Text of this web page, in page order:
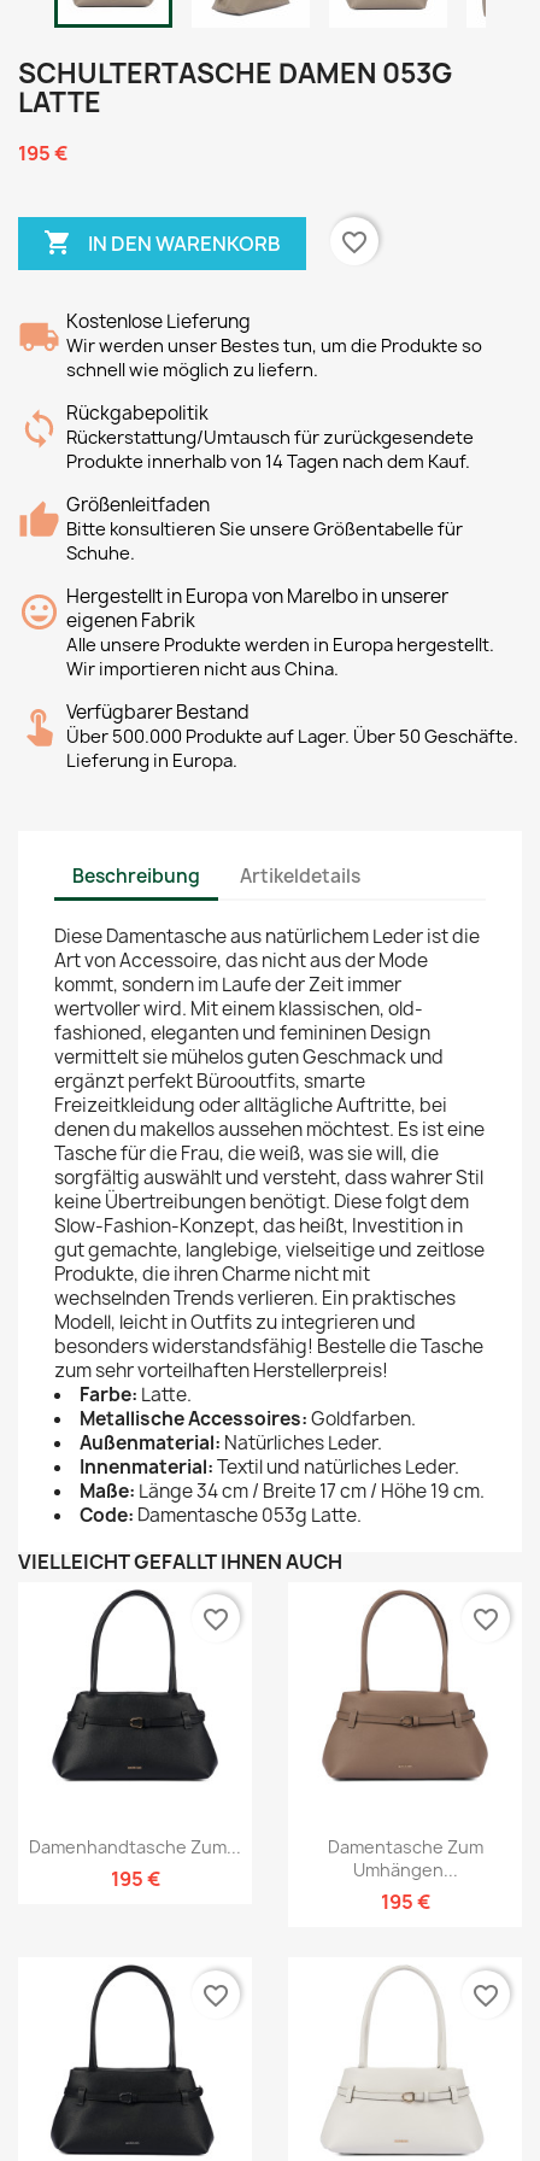
SCHULTERTASCHE DAMEN 053G
LATTE
195 €
 IN DEN WARENKORB favorite_border
Kostenlose Lieferung
Wir werden unser Bestes tun, um die Produkte so
schnell wie möglich zu liefern.
Rückgabepolitik
Rückerstattung/Umtausch für zurückgesendete
Produkte innerhalb von 14 Tagen nach dem Kauf.
Größenleitfaden
Bitte konsultieren Sie unsere Größentabelle für
Schuhe.
Hergestellt in Europa von Marelbo in unserer
eigenen Fabrik
Alle unsere Produkte werden in Europa hergestellt.
Wir importieren nicht aus China.
Verfügbarer Bestand
Über 500.000 Produkte auf Lager. Über 50 Geschäfte.
Lieferung in Europa.
Beschreibung Artikeldetails
Diese Damentasche aus natürlichem Leder ist die
Art von Accessoire, das nicht aus der Mode
kommt, sondern im Laufe der Zeit immer
wertvoller wird. Mit einem klassischen, old-
fashioned, eleganten und femininen Design
vermittelt sie mühelos guten Geschmack und
ergänzt perfekt Bürooutfits, smarte
Freizeitkleidung oder alltägliche Auftritte, bei
denen du makellos aussehen möchtest. Es ist eine
Tasche für die Frau, die weiß, was sie will, die
sorgfältig auswählt und versteht, dass wahrer Stil
keine Übertreibungen benötigt. Diese folgt dem
Slow-Fashion-Konzept, das heißt, Investition in
gut gemachte, langlebige, vielseitige und zeitlose
Produkte, die ihren Charme nicht mit
wechselnden Trends verlieren. Ein praktisches
Modell, leicht in Outfits zu integrieren und
besonders widerstandsfähig! Bestelle die Tasche
zum sehr vorteilhaften Herstellerpreis!
Farbe: Latte.
Metallische Accessoires:Goldfarben.
Außenmaterial: Natürliches Leder.
Innenmaterial:Textil und natürliches Leder.
Maße: Länge 34 cm / Breite 17 cm / Höhe 19 cm.
Code: Damentasche 053g Latte.
VIELLEICHT GEFÄLLT IHNEN AUCH
Damenhandtasche Zum...
195 €
favorite_border
Damentasche Zum
Umhängen...
195 €
favorite_border
favorite_border favorite_border